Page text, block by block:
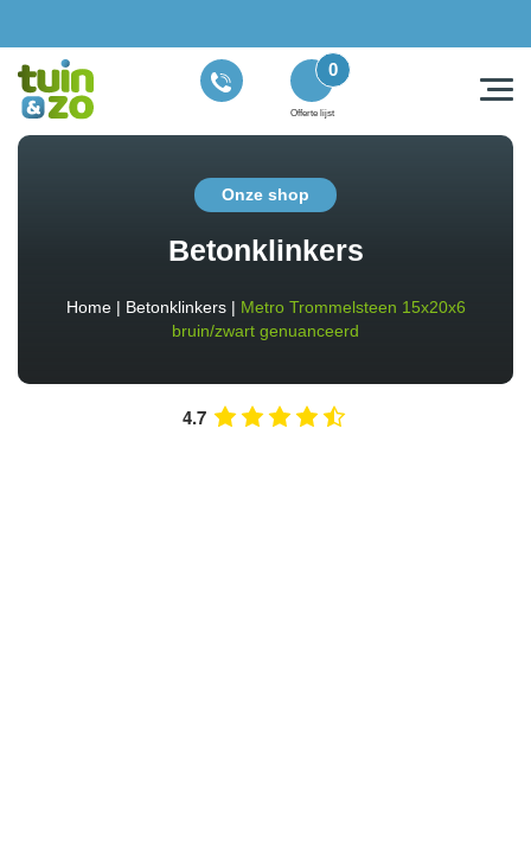
Offerte lijst
0
Onze shop
Betonklinkers
Home| Betonklinkers| Metro Trommelsteen 15x20x6
bruin/zwart genuanceerd
4.7